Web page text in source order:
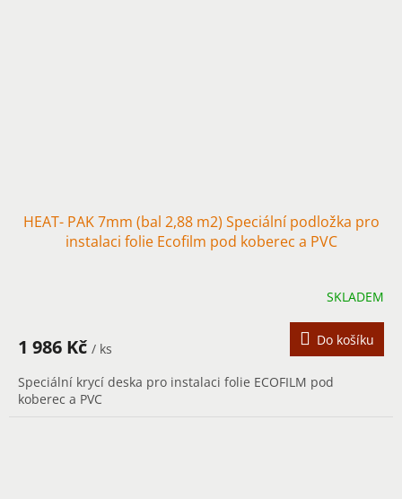
HEAT- PAK 7mm (bal 2,88 m2) Speciální podložka pro
instalaci folie Ecofilm pod koberec a PVC
SKLADEM
1 986 Kč / ks
Do košíku
Speciální krycí deska pro instalaci folie ECOFILM pod
koberec a PVC